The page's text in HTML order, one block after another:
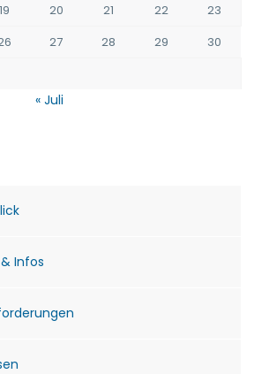
19 20 21 22
23
27 28 29
30
« Juli
Infos